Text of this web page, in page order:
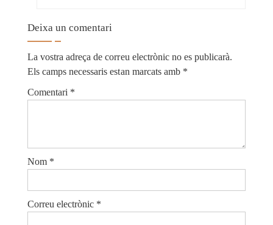
Deixa un comentari
La vostra adreça de correu electrònic no es publicarà.
Els camps necessaris estan marcats amb *
Comentari *
Nom *
Correu electrònic *